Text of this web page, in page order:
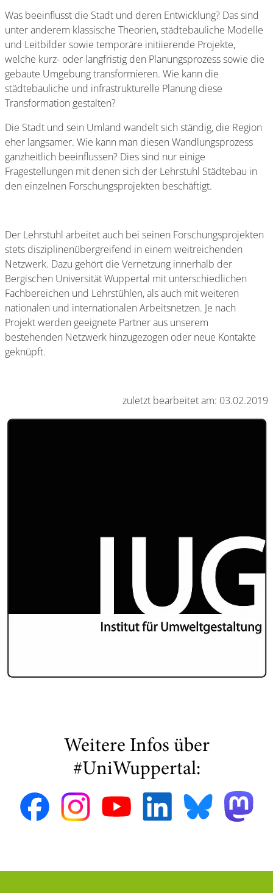
Was beeinflusst die Stadt und deren Entwicklung? Das sind
unter anderem klassische Theorien, städtebauliche Modelle
und Leitbilder sowie temporäre initiierende Projekte,
welche kurz- oder langfristig den Planungsprozess sowie die
gebaute Umgebung transformieren. Wie kann die
städtebauliche und infrastrukturelle Planung diese
Transformation gestalten?
Die Stadt und sein Umland wandelt sich ständig, die Region
eher langsamer. Wie kann man diesen Wandlungsprozess
ganzheitlich beeinflussen? Dies sind nur einige
Fragestellungen mit denen sich der Lehrstuhl Städtebau in
den einzelnen Forschungsprojekten beschäftigt.
Der Lehrstuhl arbeitet auch bei seinen Forschungsprojekten
stets disziplinenübergreifend in einem weitreichenden
Netzwerk. Dazu gehört die Vernetzung innerhalb der
Bergischen Universität Wuppertal mit unterschiedlichen
Fachbereichen und Lehrstühlen, als auch mit weiteren
nationalen und internationalen Arbeitsnetzen. Je nach
Projekt werden geeignete Partner aus unserem
bestehenden Netzwerk hinzugezogen oder neue Kontakte
geknüpft.
zuletzt bearbeitet am: 03.02.2019
Weitere Infos über
#UniWuppertal: